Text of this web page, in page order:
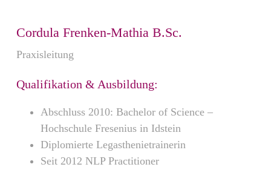
Cordula Frenken-Mathia B.Sc.
Praxisleitung
Qualifikation & Ausbildung:
Abschluss 2010: Bachelor of Science –
Hochschule Fresenius in Idstein
Diplomierte Legasthenietrainerin
Seit 2012 NLP Practitioner